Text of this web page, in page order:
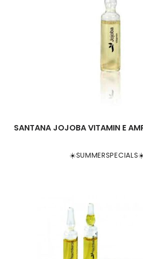
SANTANA JOJOBA VITAMIN E